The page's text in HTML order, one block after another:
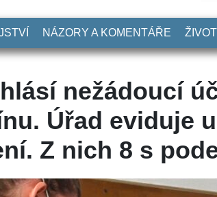
NÁZORY A KOMENTÁŘE
nežádoucí
Úřad eviduje
Z nich 8 s